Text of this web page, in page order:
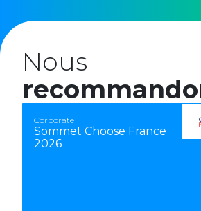
Nous
Corporate
Sommet Choose France
2026